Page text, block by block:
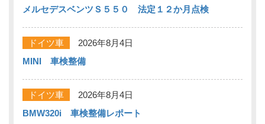
メルセデスベンツＳ５５０ 法定１２か月点検
ドイツ車
2026年8月4日
MINI 車検整備
ドイツ車
2026年8月4日
BMW320i 車検整備レポート